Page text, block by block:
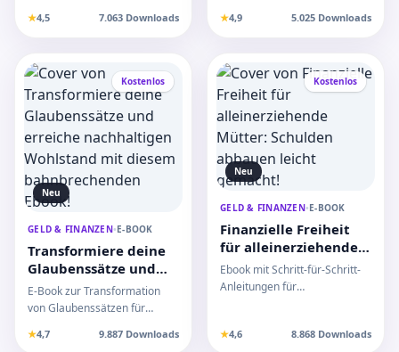
mehr Umsatz!
Ihren Umsatz st…
★4,5 7.063 Downloads
Wohlbefinden!
Flüssigkeit, Bewegun…
★4,9 5.025 Downloads
Kostenlos
Neu
GELD & FINANZEN•E-BOOK
Transformiere deine
Glaubenssätze und
erreiche nachhaltigen
Wohlstand mit
bahnbrechenden
E-Book zur Transformation
von Glaubenssätzen für
finanzielle Freiheit mi…
★4,7 9.887 Downloads
Kostenlos
Neu
GELD & FINANZEN•E-BOOK
Finanzielle Freiheit
für alleinerziehende
Mütter: Schulden
abbauen leicht
Ebook mit Schritt-für-Schritt-
Anleitungen für
★4,6 8.868 Downloads